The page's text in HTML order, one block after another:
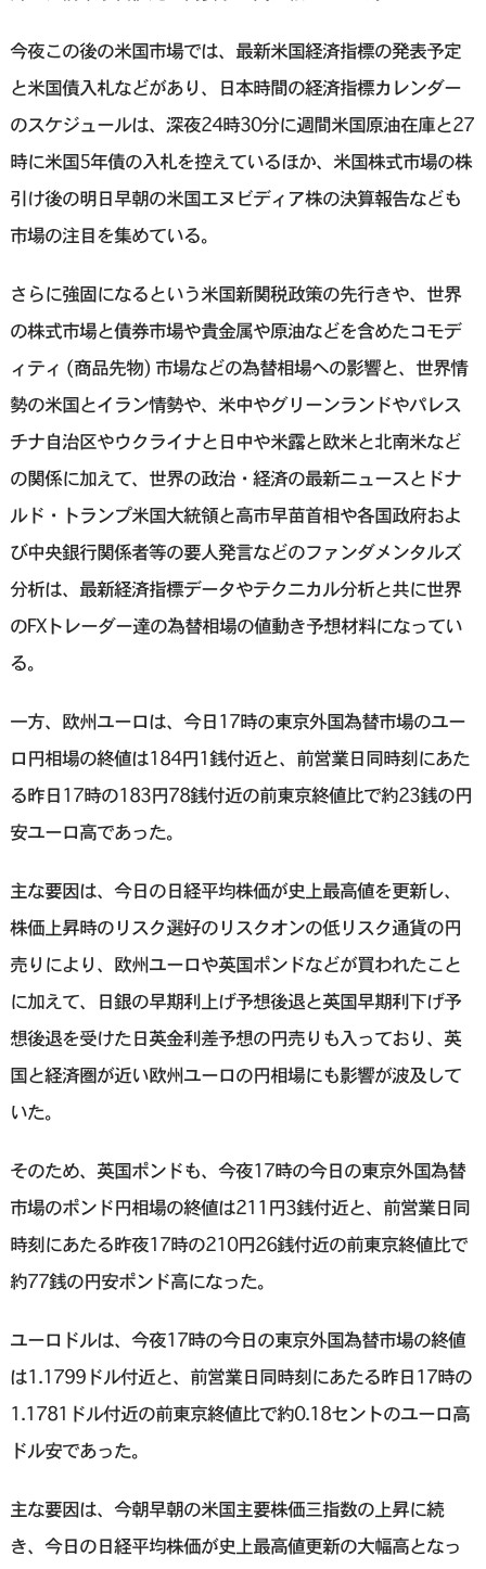
今夜この後の米国市場では、最新米国経済指標の発表予定
と米国債入札などがあり、日本時間の経済指標カレンダー
のスケジュールは、深夜24時30分に週間米国原油在庫と27
時に米国5年債の入札を控えているほか、米国株式市場の株
引け後の明日早朝の米国エヌビディア株の決算報告なども
市場の注目を集めている。
さらに強固になるという米国新関税政策の先行きや、世界
の株式市場と債券市場や貴金属や原油などを含めたコモデ
ィティ (商品先物) 市場などの為替相場への影響と、世界情
勢の米国とイラン情勢や、米中やグリーンランドやパレス
チナ自治区やウクライナと日中や米露と欧米と北南米など
の関係に加えて、世界の政治・経済の最新ニュースとドナ
ルド・トランプ米国大統領と高市早苗首相や各国政府およ
び中央銀行関係者等の要人発言などのファンダメンタルズ
分析は、最新経済指標データやテクニカル分析と共に世界
のFXトレーダー達の為替相場の値動き予想材料になってい
る。
一方、欧州ユーロは、今日17時の東京外国為替市場のユー
ロ円相場の終値は184円1銭付近と、前営業日同時刻にあた
る昨日17時の183円78銭付近の前東京終値比で約23銭の円
安ユーロ高であった。
主な要因は、今日の日経平均株価が史上最高値を更新し、
株価上昇時のリスク選好のリスクオンの低リスク通貨の円
売りにより、欧州ユーロや英国ポンドなどが買われたこと
に加えて、日銀の早期利上げ予想後退と英国早期利下げ予
想後退を受けた日英金利差予想の円売りも入っており、英
国と経済圏が近い欧州ユーロの円相場にも影響が波及して
いた。
そのため、英国ポンドも、今夜17時の今日の東京外国為替
市場のポンド円相場の終値は211円3銭付近と、前営業日同
時刻にあたる昨夜17時の210円26銭付近の前東京終値比で
約77銭の円安ポンド高になった。
ユーロドルは、今夜17時の今日の東京外国為替市場の終値
は1.1799ドル付近と、前営業日同時刻にあたる昨日17時の
1.1781ドル付近の前東京終値比で約0.18セントのユーロ高
ドル安であった。
主な要因は、今朝早朝の米国主要株価三指数の上昇に続
き、今日の日経平均株価が史上最高値更新の大幅高となっ